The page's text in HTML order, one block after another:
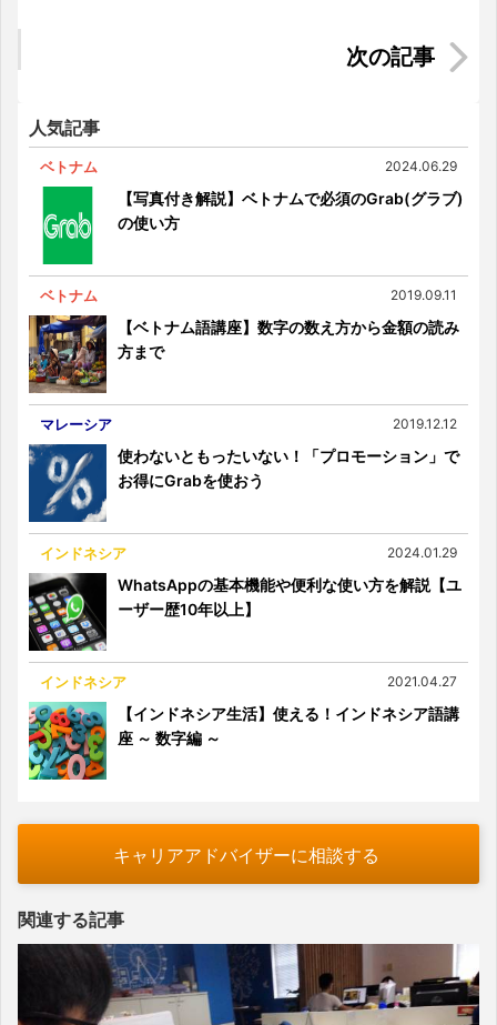
タイのセレブ御用達？高級食材が集まるバンコク
人気記事
ベトナム 2024.06.29
【写真付き解説】ベトナムで必須のGrab(グラブ)
の使い方
ベトナム 2019.09.11
【ベトナム語講座】数字の数え方から金額の読み
方まで
マレーシア 2019.12.12
使わないともったいない！「プロモーション」で
お得にGrabを使おう
インドネシア 2024.01.29
WhatsAppの基本機能や便利な使い方を解説【ユ
ーザー歴10年以上】
インドネシア 2021.04.27
【インドネシア生活】使える！インドネシア語講
座 ～ 数字編 ～
キャリアアドバイザーに相談する
関連する記事